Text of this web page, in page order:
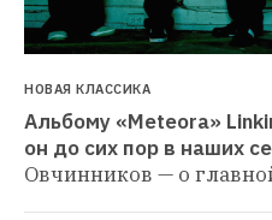
НОВАЯ КЛАССИКА
Альбому «Meteora»
он до сих пор в наших
Овчинников — о